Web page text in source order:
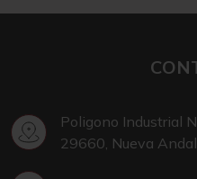
Poligono Industrial
29660, Nueva